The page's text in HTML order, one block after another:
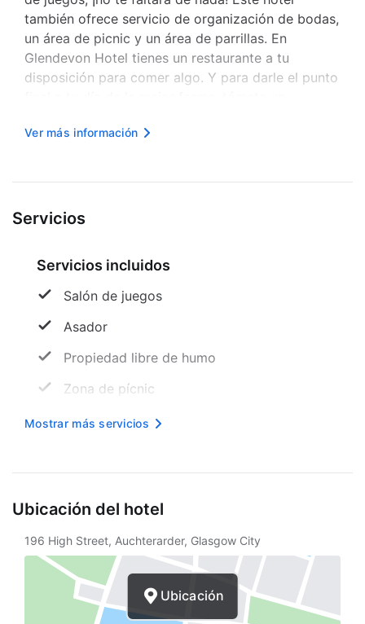
también ofrece servicio de organización de bodas,
un área de picnic y un área de parrillas. En
Glendevon Hotel tienes un restaurante a tu
disposición para comer algo. Y para darle el punto
estacionamiento gratis disponible. Te sentirás
Ver más información
Servicios
Servicios incluidos
Salón de juegos
Asador
Propiedad libre de humo
Zona de pícnic
Vista al jardín
Estacionamiento sin asistencia gratuito
Billar
Desayuno continental gratuito
Internet inalámbrico en cortesía
Mostrar más servicios
Ubicación del hotel
196 High Street, Auchterarder, Glasgow City
Ubicación